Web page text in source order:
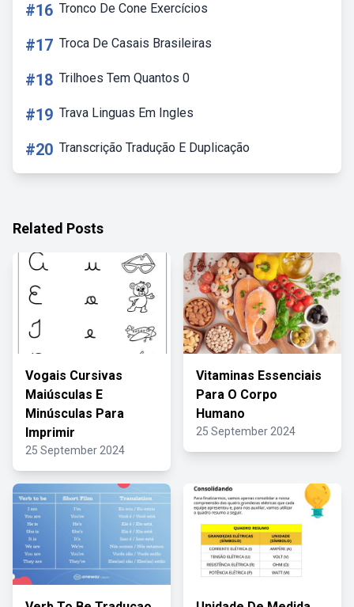
#16 Tronco De Cone Exercícios
#17 Troca De Casais Brasileiras
#18 Trilhoes Tem Quantos 0
#19 Trava Linguas Em Ingles
#20 Transcrição Tradução E Duplicação
Related Posts
Vogais Cursivas
Maiúsculas E
Minúsculas Para
Imprimir
25 September 2024
Vitaminas Essenciais
Para O Corpo
Humano
25 September 2024